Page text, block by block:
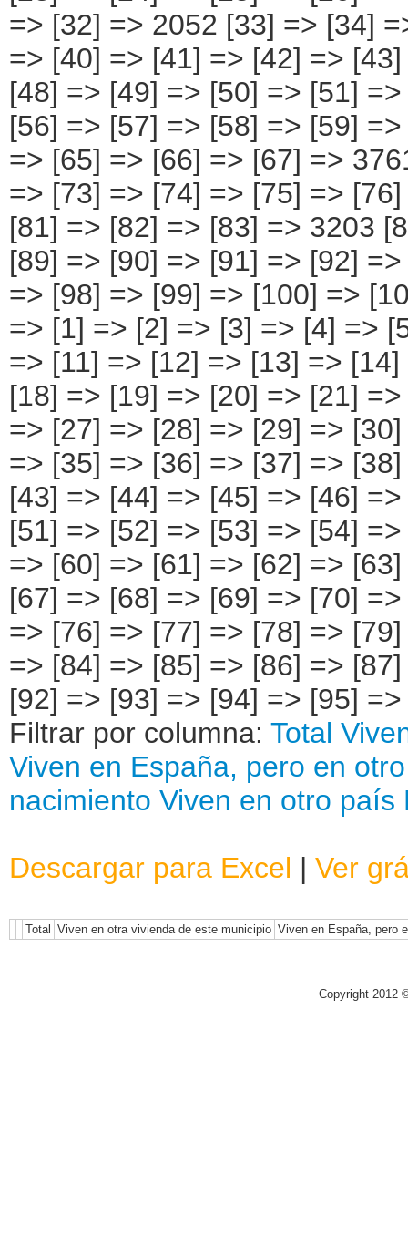
=> [32] => 2052 [33] => [34]
=> [40] => [41] => [42] =>
[48] => [49] => [50] => [51]
[56] => [57] => [58] => [59]
=> [65] => [66] => [67] =>
=> [73] => [74] => [75] =>
[81] => [82] => [83] => 3203
[89] => [90] => [91] => [92]
=> [98] => [99] => [100] =>
=> [1] => [2] => [3] => [4] =>
=> [11] => [12] => [13] =>
[18] => [19] => [20] => [21]
=> [27] => [28] => [29] =>
=> [35] => [36] => [37] =>
[43] => [44] => [45] => [46]
[51] => [52] => [53] => [54]
=> [60] => [61] => [62] =>
[67] => [68] => [69] => [70]
=> [76] => [77] => [78] =>
=> [84] => [85] => [86] =>
[92] => [93] => [94] => [95]
Filtrar por columna: Total
Viven en España, pero en
nacimiento Viven en otro país
Descargar para Excel | Ver
Total Viven en otra vivienda de este municipio Viven en España, pero
Copyright 2012